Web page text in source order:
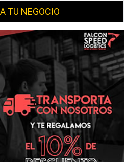
TU NEGOCIO